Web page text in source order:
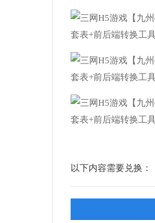
以下内容需要兑换：